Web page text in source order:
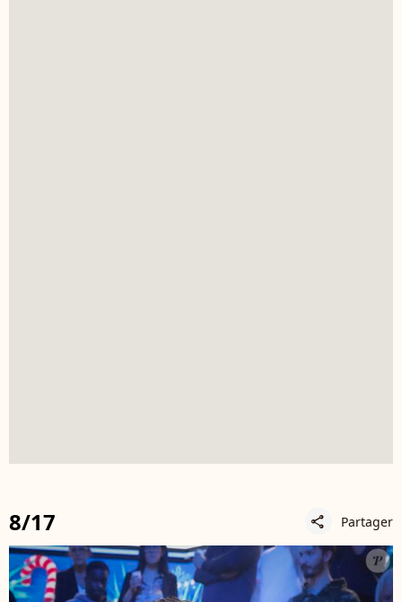
8/17 share Partager